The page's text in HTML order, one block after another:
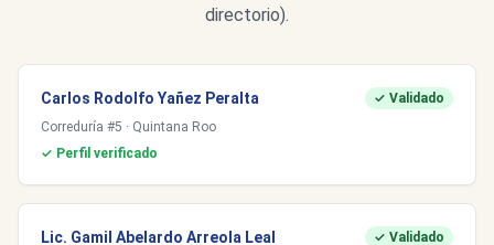
directorio).
Carlos Rodolfo Yañez Peralta
✓ Validado
Correduría #5 · Quintana Roo
✓ Perfil verificado
Lic. Gamil Abelardo Arreola Leal
✓ Validado